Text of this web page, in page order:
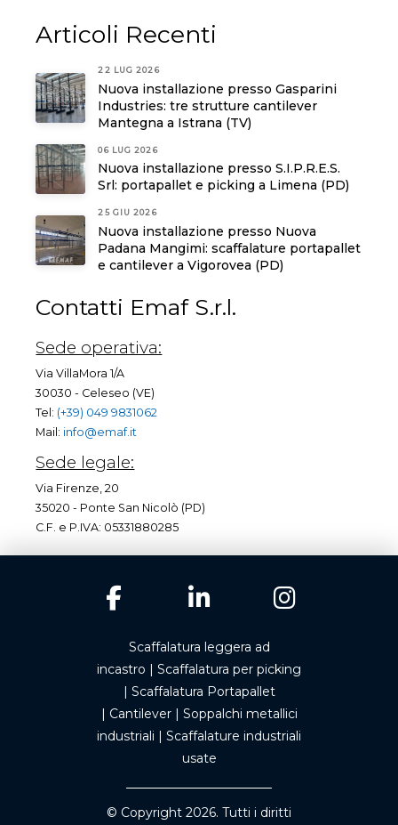
Articoli Recenti
22 LUG 2026
Nuova installazione presso Gasparini
Industries: tre strutture cantilever
Mantegna a Istrana (TV)
06 LUG 2026
Nuova installazione presso S.I.P.R.E.S.
Srl: portapallet e picking a Limena (PD)
25 GIU 2026
Nuova installazione presso Nuova
Padana Mangimi: scaffalature portapallet
e cantilever a Vigorovea (PD)
Contatti Emaf S.r.l.
Sede operativa:
Via VillaMora 1/A
30030 - Celeseo (VE)
Tel: (+39) 049 9831062
Mail: info@emaf.it
Sede legale:
Via Firenze, 20
35020 - Ponte San Nicolò (PD)
C.F. e P.IVA: 05331880285
Scaffalatura leggera ad
incastro | Scaffalatura per picking
| Scaffalatura Portapallet
| Cantilever| Soppalchi metallici
industriali | Scaffalature industriali
usate
© Copyright 2026. Tutti i diritti